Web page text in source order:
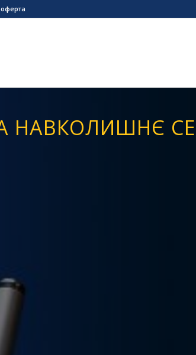
НАВКОЛИШНЄ
повідомлення, підготовка і
оголошень про початок
участі в громадських обговореннях
та супровід електронного кабінету